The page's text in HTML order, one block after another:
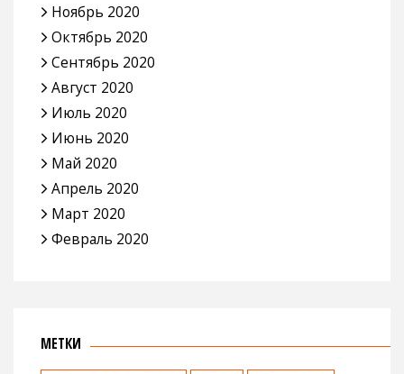
Ноябрь 2020
Октябрь 2020
Сентябрь 2020
Август 2020
Июль 2020
Июнь 2020
Май 2020
Апрель 2020
Март 2020
Февраль 2020
МЕТКИ